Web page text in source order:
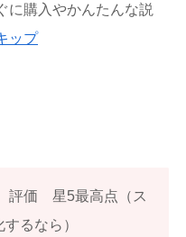
に購入やかんたんな説
ップ
価 星5最高点（ス
るなら）